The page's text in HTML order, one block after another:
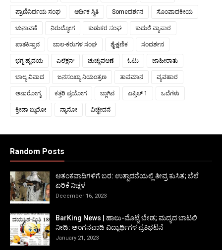
ಪ್ರಾಣಿನಿರ್ದಯ ಸಂಘ ಆರ್ಥಿಕ ಸ್ಥಿತಿ Someದರ್ಶನ ಸೊಂಪಾದಕೀಯ
ಚುನಾವಣೆ ನಿರುದ್ಯೋಗ ಕುಡುಕರ ಸಂಘ ಕುದುರೆ ವ್ಯಾಪಾರ
ಪಾತಕಿಸ್ತಾನ ಬಾಲ-ಕರುಗಳ ಸಂಘ ಶೈ-ಕ್ಷಣಿಕ ಸಂದರ್ಶನ
ಭಗ್ನ ಹೃದಯ ಎಲೆಕ್ಷನ್ ಚುಚ್ಚುವಆಣೆ ಓಟು ಜಾಹೀರಾತು
ಬಾಲ್ಯ ವಿವಾದ ಜನಸಂಖ್ಯಾ ನಿಯಂತ್ರಣ ತಾಪಮಾನ ವ್ಯವಹಾರ
ಅನಾರೋಗ್ಯ ಕತ್ತರಿ ಪ್ರಯೋಗ ಬ್ಲಾಗಿನ ಏಪ್ರಿಲ್ 1 ಒದೆಗಳು
ಕ್ರೀಡಾ ಬ್ಯುರೋ ನ್ಯಾನೋ ವಿಚ್ಛೇದನೆ
Random Posts
ಆತಂಕವಾದಿಗಳಿಗೆ ಬರ: ಉತ್ಪಾದನೆಯಲ್ಲಿ ತೀವ್ರ ಕುಸಿತ; ಬೆಲೆ
ಏರಿಕೆ ನಿಚ್ಚಳ
December 16, 2023
BarKing News | ಹಾಲು-ಮೊಟ್ಟೆ ಬೇಡ; ಮದ್ಯದ ಬಾಟಲಿ
ನೀಡಿ: ಅಂಗನವಾಡಿ ವಿದ್ಯಾರ್ಥಿಗಳ ಪ್ರತಿಭಟನೆ
January 21, 2023